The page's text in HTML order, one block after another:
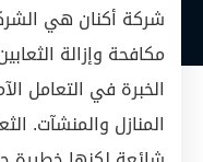
شركة أكنان هي
الخبرة في التعامل
المنازل والمنشآت.